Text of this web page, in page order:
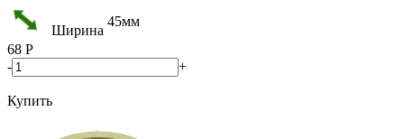
Ширина
45мм
68 Р
-
+
Купить